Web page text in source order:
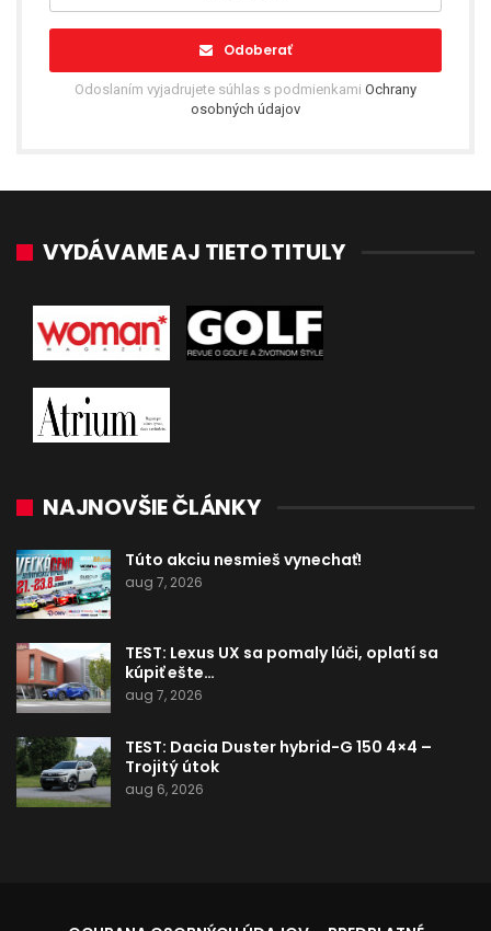
Odoberať
Odoslaním vyjadrujete súhlas s podmienkami Ochrany
osobných údajov
VYDÁVAME AJ TIETO TITULY
NAJNOVŠIE ČLÁNKY
Túto akciu nesmieš vynechať!
aug 7, 2026
TEST: Lexus UX sa pomaly lúči, oplatí sa
kúpiť ešte…
aug 7, 2026
TEST: Dacia Duster hybrid-G 150 4×4 –
Trojitý útok
aug 6, 2026